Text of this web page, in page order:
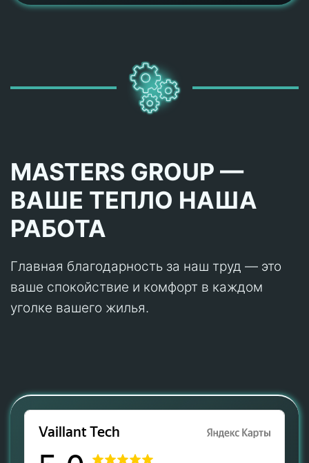
MASTERS GROUP —
ВАШЕ ТЕПЛО НАША
РАБОТА
Главная благодарность за наш труд — это
ваше спокойствие и комфорт в каждом
уголке вашего жилья.